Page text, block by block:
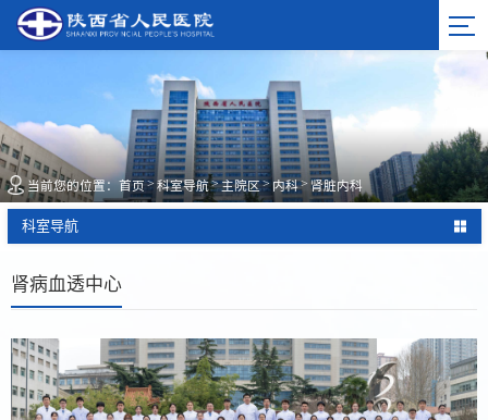
当前您的位置： 首页 > 科室导航>主院区> 内科> 肾脏内科
科室导航
肾病血透中心